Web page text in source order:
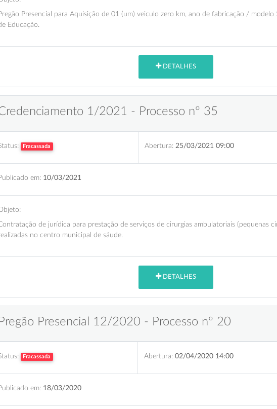
Presencial para Aquisição de 01 (um) veiculo zero km, ano de fabricação / modelo
Educação.
DETALHES
1/2021 - Processo nº 35
Fracassada Abertura: 25/03/2021 09:00
em: 10/03/2021
de jurídica para prestação de serviços de cirurgias ambulatoriais (pequenas
no centro municipal de sáude.
DETALHES
Pregão Presencial 12/2020 - Processo nº 20
Fracassada Abertura: 02/04/2020 14:00
em: 18/03/2020